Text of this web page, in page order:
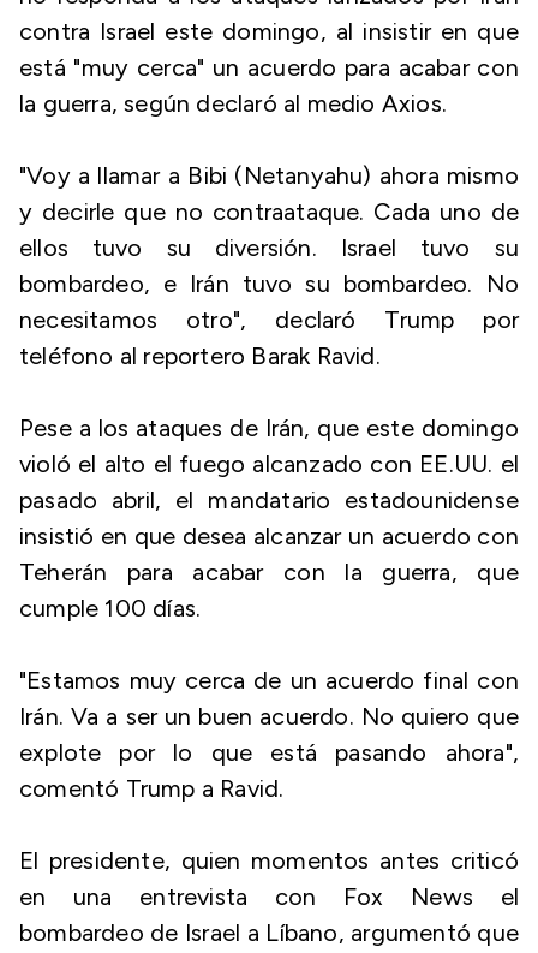
contra Israel este domingo, al insistir en que
está "muy cerca" un acuerdo para acabar con
la guerra, según declaró al medio Axios.
"Voy a llamar a Bibi (Netanyahu) ahora mismo
y decirle que no contraataque. Cada uno de
ellos tuvo su diversión. Israel tuvo su
bombardeo, e Irán tuvo su bombardeo. No
necesitamos otro", declaró Trump por
teléfono al reportero Barak Ravid.
Pese a los ataques de Irán, que este domingo
violó el alto el fuego alcanzado con EE.UU. el
pasado abril, el mandatario estadounidense
insistió en que desea alcanzar un acuerdo con
Teherán para acabar con la guerra, que
cumple 100 días.
"Estamos muy cerca de un acuerdo final con
Irán. Va a ser un buen acuerdo. No quiero que
explote por lo que está pasando ahora",
comentó Trump a Ravid.
El presidente, quien momentos antes criticó
en una entrevista con Fox News el
bombardeo de Israel a Líbano, argumentó que